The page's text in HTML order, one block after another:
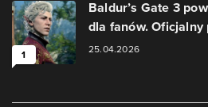
1
Baldur’s Gate 3
dla fanów. Oficjalny
25.04.2026